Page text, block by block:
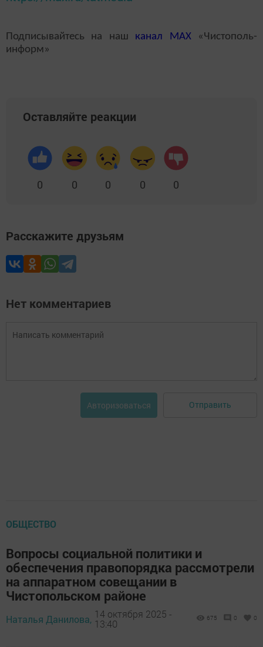
Подписывайтесь на наш канал MAX«Чистополь-
информ»
Оставляйте реакции
0 0 0 0 0
Расскажите друзьям
Нет комментариев
Авторизоваться Отправить
ОБЩЕСТВО
Вопросы социальной политики и
обеспечения правопорядка рассмотрели
на аппаратном совещании в
Чистопольском районе
Наталья Данилова, 14 октября 2025 -
13:40
675 0 0